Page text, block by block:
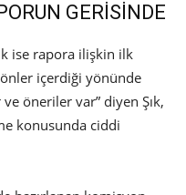
GERİSİNDE
ise rapora ilişkin ilk
içerdiği yönünde
öneriler var” diyen Şık,
konusunda ciddi